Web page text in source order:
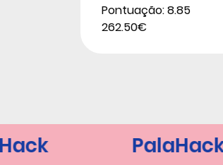
Pontuação: 8.85
262.50€